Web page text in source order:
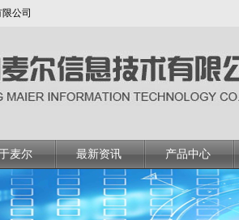
公司
麦尔 最新资讯 产品中心